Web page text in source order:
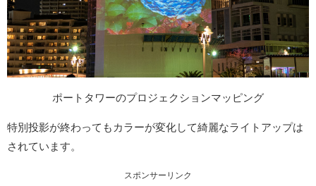
ポートタワーのプロジェクションマッピング
特別投影が終わってもカラーが変化して綺麗なライトアップは
されています。
スポンサーリンク